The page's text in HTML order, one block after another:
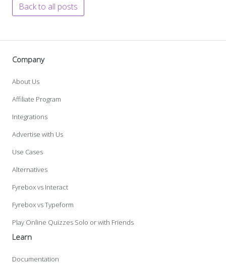
Back to all posts
Company
About Us
Affiliate Program
Integrations
Advertise with Us
Use Cases
Alternatives
Fyrebox vs Interact
Fyrebox vs Typeform
Play Online Quizzes Solo or with Friends
Learn
Documentation